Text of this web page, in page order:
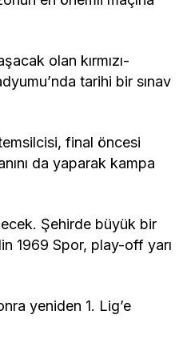
olan kırmızı-
tarihi bir sınav
final öncesi
da yaparak kampa
Şehirde büyük bir
1969 Spor, play-off yarı
yeniden 1. Lig’e